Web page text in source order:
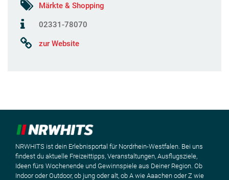
Märkte & Shopping
02331-78070
zur Website
NRWHITS ist dein Erlebnisportal für Nordrhein-Westfalen. Bei uns
findest du aktuelle Freizeittipps, Veranstaltungen, Ausflugsziele,
Ideen fürs Wochenende und Gewinnspiele aus Deiner Region. Ob
Indoor oder Outdoor, ob jung oder alt, ob A wie Aaachen oder Z wie